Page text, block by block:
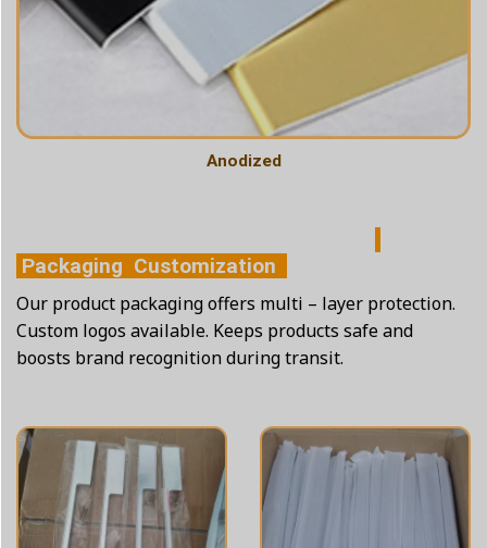
Anodized
Packaging Customization
Our product packaging offers multi – layer protection.
Custom logos available. Keeps products safe and
boosts brand recognition during transit.